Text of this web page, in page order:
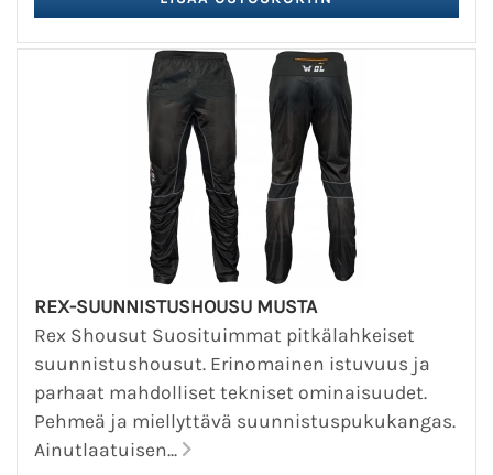
REX-SUUNNISTUSHOUSU MUSTA
Rex Shousut Suosituimmat pitkälahkeiset
suunnistushousut. Erinomainen istuvuus ja
parhaat mahdolliset tekniset ominaisuudet.
Pehmeä ja miellyttävä suunnistuspukukangas.
Ainutlaatuisen...